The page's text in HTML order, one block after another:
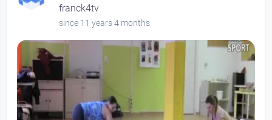
franck4tv
since 11 years 4 months